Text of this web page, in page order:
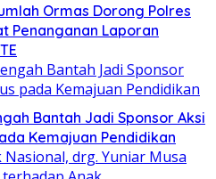
Ormas Dorong Polres
Penanganan Laporan
Bantah Jadi Sponsor Aksi
Kemajuan Pendidikan